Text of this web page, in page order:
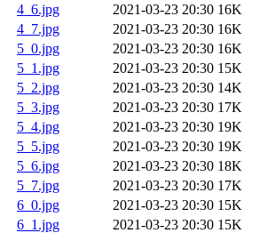
4_6.jpg
2021-03-23 20:30 16K
4_7.jpg
2021-03-23 20:30 16K
5_0.jpg
2021-03-23 20:30 16K
5_1.jpg
2021-03-23 20:30 15K
5_2.jpg
2021-03-23 20:30 14K
5_3.jpg
2021-03-23 20:30 17K
5_4.jpg
2021-03-23 20:30 19K
5_5.jpg
2021-03-23 20:30 19K
5_6.jpg
2021-03-23 20:30 18K
5_7.jpg
2021-03-23 20:30 17K
6_0.jpg
2021-03-23 20:30 15K
6_1.jpg
2021-03-23 20:30 15K